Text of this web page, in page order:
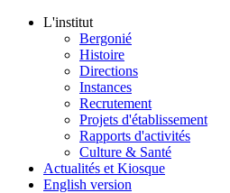
L'institut
Bergonié
Histoire
Directions
Instances
Recrutement
Projets d'établissement
Rapports d'activités
Culture & Santé
Actualités et Kiosque
English version